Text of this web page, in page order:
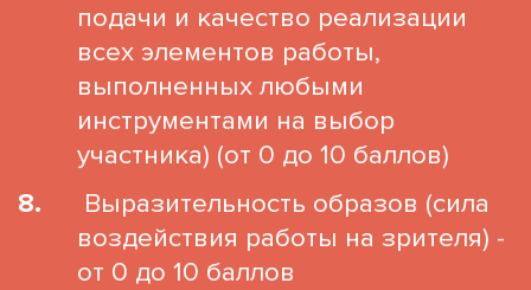
подачи и качество реализации
всех элементов работы,
выполненных любыми
инструментами на выбор
участника) (от 0 до 10 баллов)
Выразительность образов (сила
воздействия работы на зрителя) -
от 0 до 10 баллов